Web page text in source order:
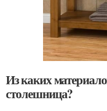
Из каких
столешница?